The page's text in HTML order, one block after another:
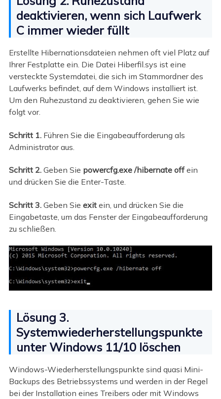
deaktivieren, wenn sich Laufwerk
C immer wieder füllt
Erstellte Hibernationsdateien nehmen oft viel Platz auf
Ihrer Festplatte ein. Die Datei Hiberfil.sys ist eine
versteckte Systemdatei, die sich im Stammordner des
Laufwerks befindet, auf dem Windows installiert ist.
Um den Ruhezustand zu deaktivieren, gehen Sie wie
folgt vor.
Schritt 1.Führen Sie die Eingabeaufforderung als
Administrator aus.
Schritt 2.Geben Sie powercfg.exe /hibernate offein
und drücken Sie die Enter-Taste.
Schritt 3.Geben Sie exitein, und drücken Sie die
Eingabetaste, um das Fenster der Eingabeaufforderung
zu schließen.
Lösung 3.
Systemwiederherstellungspunkte
unter Windows 11/10 löschen
Windows-Wiederherstellungspunkte sind quasi Mini-
Backups des Betriebssystems und werden in der Regel
bei der Installation eines Treibers oder mit Windows